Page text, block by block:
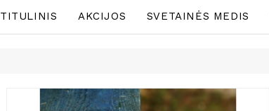
TITULINIS AKCIJOS SVETAINĖS MEDIS